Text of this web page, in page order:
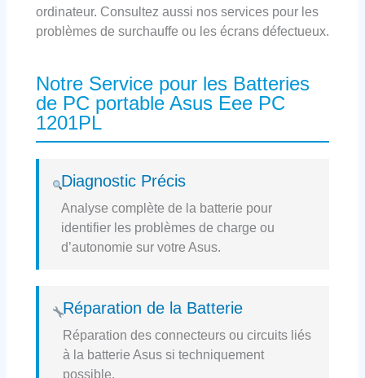
ordinateur. Consultez aussi nos services pour les
problèmes de surchauffe ou les écrans défectueux.
Notre Service pour les Batteries
de PC portable Asus Eee PC
1201PL
Diagnostic Précis
Analyse complète de la batterie pour
identifier les problèmes de charge ou
d’autonomie sur votre Asus.
Réparation de la Batterie
Réparation des connecteurs ou circuits liés
à la batterie Asus si techniquement
possible.